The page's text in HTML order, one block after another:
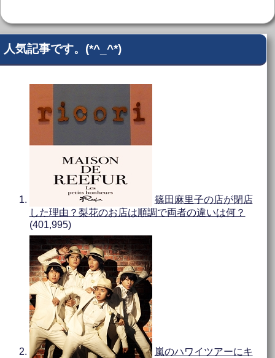
人気記事です。(*^_^*)
篠田麻里子の店が閉店
した理由？梨花のお店は順調で両者の違いは何？
(401,995)
嵐のハワイツアーにキ